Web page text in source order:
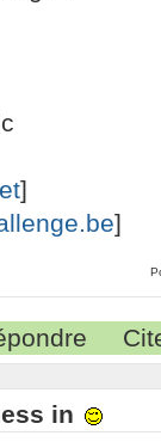
]
]
in